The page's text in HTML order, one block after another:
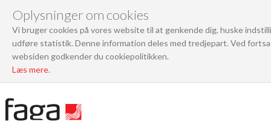
Oplysninger om cookies
Vi bruger cookies på vores website til at genkende dig, huske
udføre statistik. Denne information deles med tredjepart. Ved
websiden godkender du cookiepolitikken.
Læs mere.